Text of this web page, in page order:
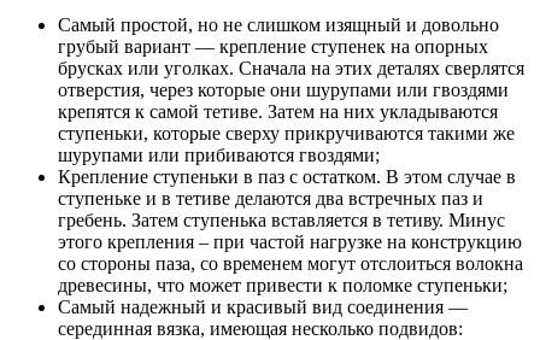
Самый простой, но не слишком изящный и довольно
грубый вариант — крепление ступенек на опорных
брусках или уголках. Сначала на этих деталях сверлятся
отверстия, через которые они шурупами или гвоздями
крепятся к самой тетиве. Затем на них укладываются
ступеньки, которые сверху прикручиваются такими же
шурупами или прибиваются гвоздями;
Крепление ступеньки в паз с остатком. В этом случае в
ступеньке и в тетиве делаются два встречных паз и
гребень. Затем ступенька вставляется в тетиву. Минус
этого крепления – при частой нагрузке на конструкцию
со стороны паза, со временем могут отслоиться волокна
древесины, что может привести к поломке ступеньки;
Самый надежный и красивый вид соединения —
серединная вязка, имеющая несколько подвидов: